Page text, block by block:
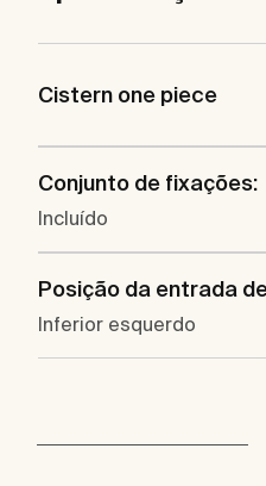
Cistern one piece
Conjunto de fixações:
Incluído
Posição da entrada
Inferior esquerdo